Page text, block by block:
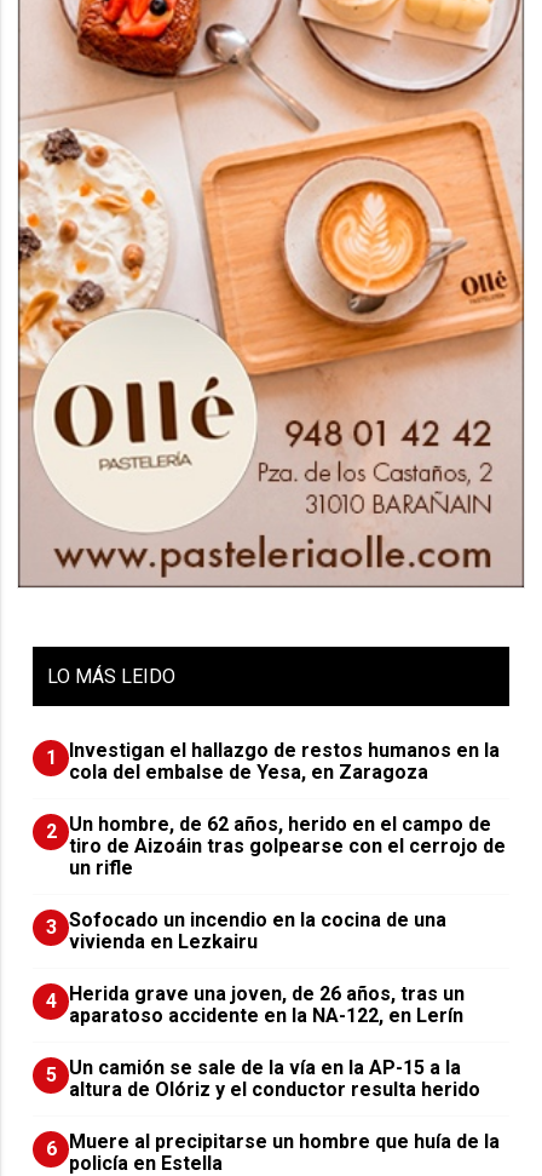
LO MÁS LEIDO
1
Investigan el hallazgo de restos humanos en la
cola del embalse de Yesa, en Zaragoza
2 Un hombre, de 62 años, herido en el campo de
tiro de Aizoáin tras golpearse con el cerrojo de
un rifle
3 Sofocado un incendio en la cocina de una
vivienda en Lezkairu
4 Herida grave una joven, de 26 años, tras un
aparatoso accidente en la NA-122, en Lerín
5 Un camión se sale de la vía en la AP-15 a la
altura de Olóriz y el conductor resulta herido
6 Muere al precipitarse un hombre que huía de la
policía en Estella